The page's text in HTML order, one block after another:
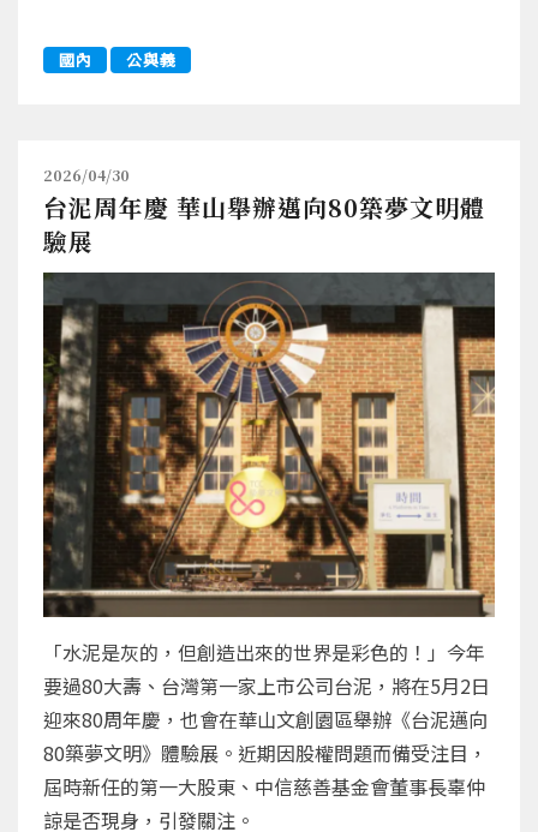
國內 公與義
2026/04/30
台泥周年慶 華山舉辦邁向80築夢文明體
驗展
「水泥是灰的，但創造出來的世界是彩色的！」今年
要過80大壽、台灣第一家上市公司台泥，將在5月2日
迎來80周年慶，也會在華山文創園區舉辦《台泥邁向
80築夢文明》體驗展。近期因股權問題而備受注目，
屆時新任的第一大股東、中信慈善基金會董事長辜仲
諒是否現身，引發關注。